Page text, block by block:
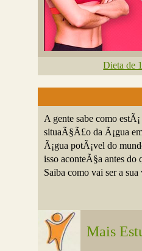
Dieta de
A gente sabe como
situaÃ§Ã£o da Ã¡gua
Ã¡gua potÃ¡vel do
isso aconteÃ§a antes do
Saiba como vai ser a
Mais